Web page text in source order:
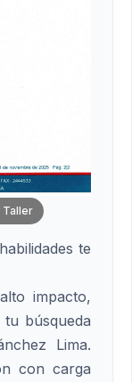
Taller
te
impacto,
búsqueda
Lima.
con carga